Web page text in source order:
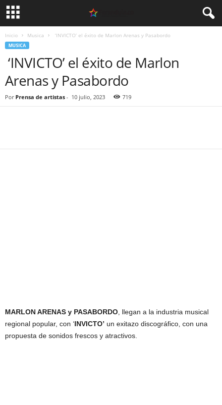
Inicio Musica ‘INVICTO’ el éxito de Marlon Arenas y Pasabordo
MUSICA
‘INVICTO’ el éxito de Marlon
Arenas y Pasabordo
Por Prensa de artistas - 10 julio, 2023 719
MARLON ARENAS y PASABORDO, llegan a la industria musical
regional popular, con ‘INVICTO’ un exitazo discográfico, con una
propuesta de sonidos frescos y atractivos.